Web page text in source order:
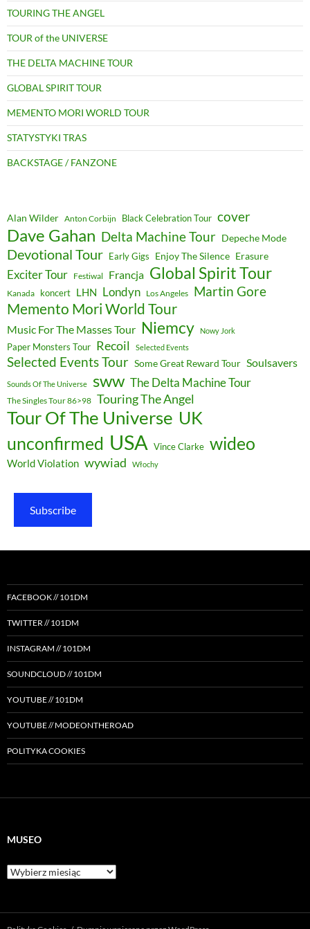
TOURING THE ANGEL
TOUR of the UNIVERSE
THE DELTA MACHINE TOUR
GLOBAL SPIRIT TOUR
MEMENTO MORI WORLD TOUR
STATYSTYKI TRAS
BACKSTAGE / FANZONE
Alan Wilder Anton Corbijn Black Celebration Tour cover
Dave Gahan Delta Machine Tour Depeche Mode
Devotional Tour Early Gigs Enjoy The Silence Erasure
Exciter Tour Festiwal Francja Global Spirit Tour
Kanada koncert LHN Londyn Los Angeles Martin Gore
Memento Mori World Tour
Music For The Masses Tour Niemcy Nowy Jork
Paper Monsters Tour Recoil Selected Events
Selected Events Tour Some Great Reward Tour Soulsavers
Sounds Of The Universe sww The Delta Machine Tour
The Singles Tour 86>98 Touring The Angel
Tour Of The Universe UK
unconfirmed USA Vince Clarke wideo
World Violation wywiad Włochy
Subscribe
FACEBOOK // 101DM
TWITTER // 101DM
INSTAGRAM // 101DM
SOUNDCLOUD // 101DM
YOUTUBE // 101DM
YOUTUBE // MODEONTHEROAD
POLITYKA COOKIES
MUSEO
Museo